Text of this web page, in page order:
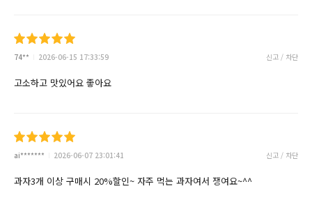
74** 2026-06-15 17:33:59 신고 / 차단
고소하고 맛있어요 좋아요
ai******* 2026-06-07 23:01:41 신고 / 차단
과자3개 이상 구매시 20%할인~ 자주 먹는 과자여서 쟁여요~^^